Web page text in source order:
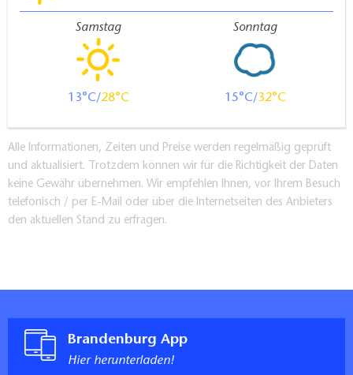
Samstag
13 28
Sonntag
15 32
Alle Informationen, Zeiten und Preise werden regelmäßig geprüft
und aktualisiert. Trotzdem können wir für die Richtigkeit der Daten
keine Gewähr übernehmen. Wir empfehlen Ihnen, vor Ihrem Besuch
telefonisch / per E-Mail oder über die Internetseiten des Anbieters
den aktuellen Stand zu erfragen.
Brandenburg App
Hier herunterladen!